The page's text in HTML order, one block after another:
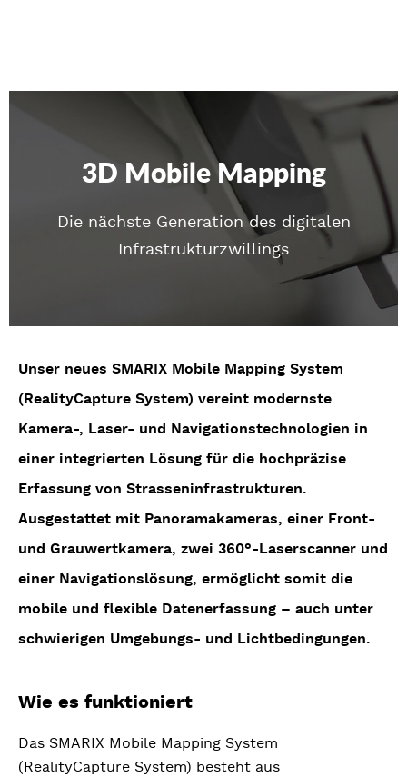
3D Mobile Mapping
Die nächste Generation des digitalen
Infrastrukturzwillings
Unser neues SMARIX Mobile Mapping System
(RealityCapture System) vereint modernste
Kamera-, Laser- und Navigationstechnologien in
einer integrierten Lösung für die hochpräzise
Erfassung von Strasseninfrastrukturen.
Ausgestattet mit Panoramakameras, einer Front-
und Grauwertkamera, zwei 360°-Laserscanner und
einer Navigationslösung, ermöglicht somit die
mobile und flexible Datenerfassung – auch unter
schwierigen Umgebungs- und Lichtbedingungen.
Wie es funktioniert
Das SMARIX Mobile Mapping System
(RealityCapture System) besteht aus